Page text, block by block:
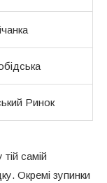
Ринок
самій
Окремі зупинки